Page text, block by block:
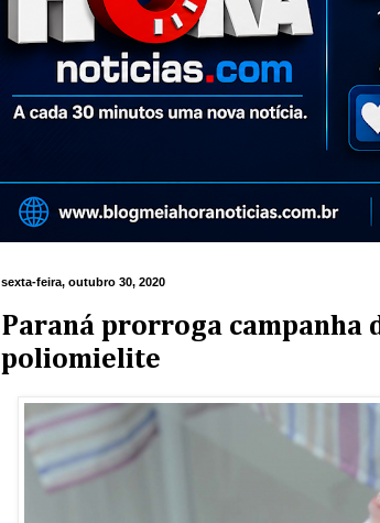
sexta-feira, outubro 30, 2020
Paraná prorroga campanha
poliomielite